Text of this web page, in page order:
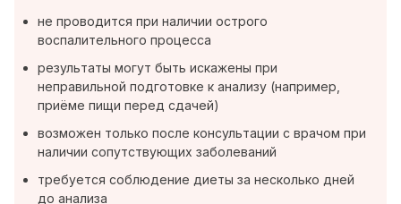
не проводится при наличии острого
воспалительного процесса
результаты могут быть искажены при
неправильной подготовке к анализу (например,
приёме пищи перед сдачей)
возможен только после консультации с врачом при
наличии сопутствующих заболеваний
требуется соблюдение диеты за несколько дней
до анализа